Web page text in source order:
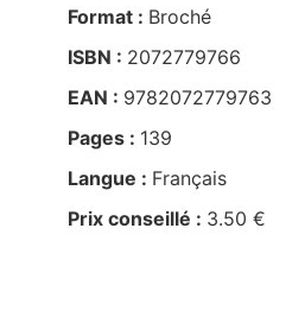
Format : Broché
ISBN : 2072779766
EAN : 9782072779763
Pages : 139
Langue : Français
Prix conseillé : 3.50 €